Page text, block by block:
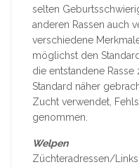
selten
anderen Rassen auch
verschiedene
möglichst den
die entstandene
Standard näher
Zucht verwendet,
genommen.
Welpen
Züchteradressen/